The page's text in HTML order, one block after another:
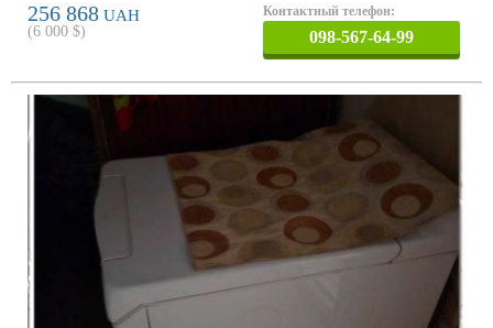
256 868 UAH
(6 000 $)
Контактный телефон:
098-567-64-99